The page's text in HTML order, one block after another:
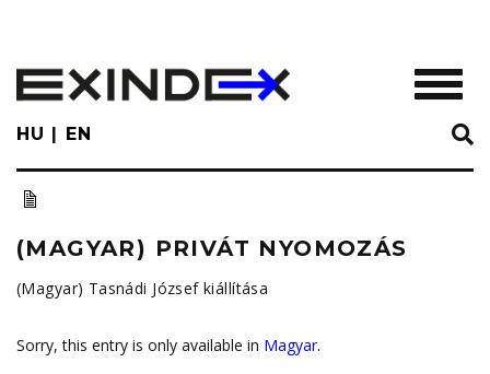
main
content
HU EN
(MAGYAR) PRIVÁT NYOMOZÁS
(Magyar) Tasnádi József kiállítása
Sorry, this entry is only available in Magyar.